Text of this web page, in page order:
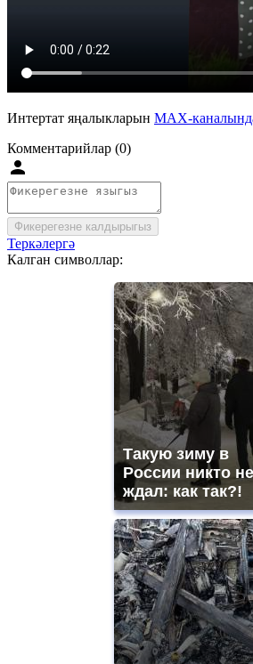
Интертат яңалыкларын MAX-
Комментарийлар (0)
Фикерегезне калдырыгыз
Теркәлергә
Калган символлар:
Такую зиму в
России никто не
ждал: как так?!